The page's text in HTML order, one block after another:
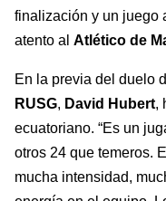
finalización y un juego
atento al Atlético de
En la previa del duelo
RUSG, David Hubert,
ecuatoriano. “Es un
otros 24 que temeros.
mucha intensidad,